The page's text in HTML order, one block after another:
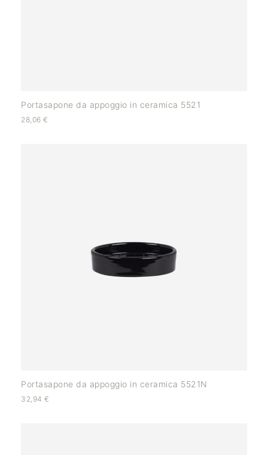
Portasapone da appoggio in ceramica 5521
28,06 €
Portasapone da appoggio in ceramica 5521N
32,94 €